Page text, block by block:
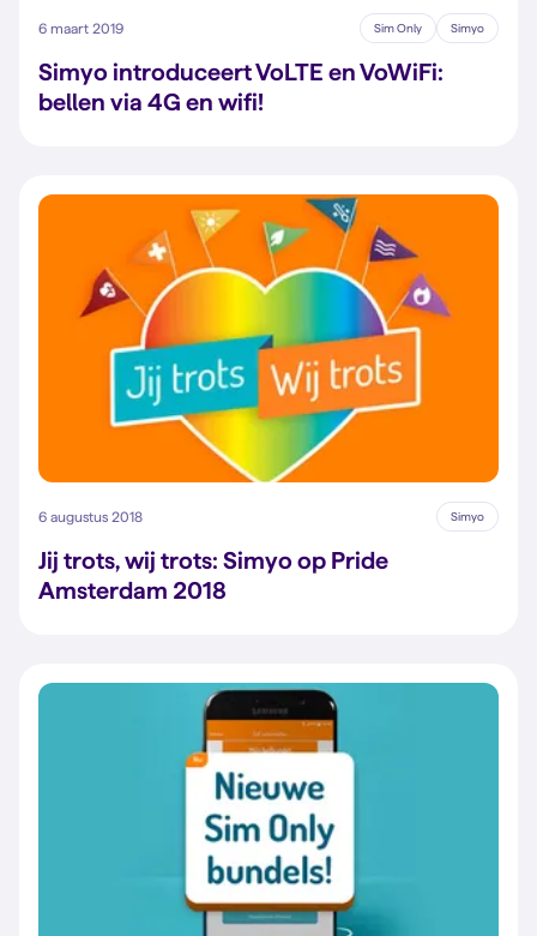
6 maart 2019 Sim Only Simyo
Simyo introduceert VoLTE en VoWiFi:
bellen via 4G en wifi!
6 augustus 2018 Simyo
Jij trots, wij trots: Simyo op Pride
Amsterdam 2018